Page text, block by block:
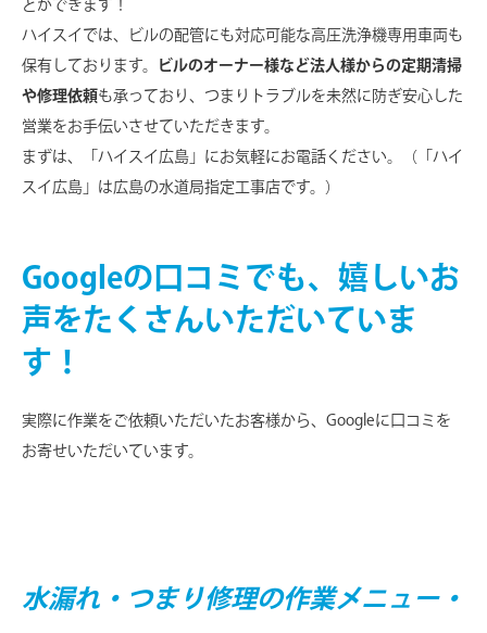
とができます！
ハイスイでは、ビルの配管にも対応可能な高圧洗浄機専用車両も
保有しております。
ビルのオーナー様など法人様からの定期清掃
や修理依頼も承っており、つまりトラブルを未然に防ぎ安⼼した
営業をお⼿伝いさせていただきます。
まずは、「ハイスイ広島」にお気軽にお電話ください。（「ハイ
スイ広島」は広島の水道局指定工事店です。）
Googleの口コミでも、嬉しいお
声をたくさんいただいていま
す！
実際に作業をご依頼いただいたお客様から、Googleに口コミを
お寄せいただいています。
水漏れ・つまり修理の作業メニュー・